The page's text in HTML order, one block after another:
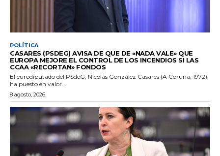
POLÍTICA
CASARES (PSDEG) AVISA DE QUE DE «NADA VALE» QUE
EUROPA MEJORE EL CONTROL DE LOS INCENDIOS SI LAS
CCAA «RECORTAN» FONDOS
El eurodiputado del PSdeG, Nicolás González Casares (A Coruña, 1972),
ha puesto en valor...
8 agosto, 2026